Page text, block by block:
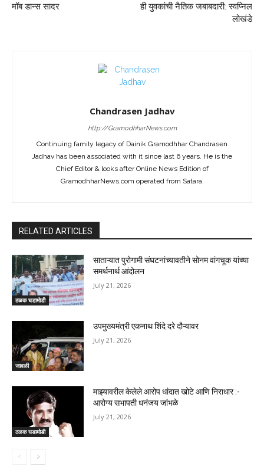
मॉब डान्स सादर
ही युवकांची नैतिक जबाबदारी: स्वप्निल
लोखंडे
Chandrasen Jadhav
http://GramodhharNews.com
Continuing family legacy of Dainik Gramodhhar Chandrasen
Jadhav has been associated with it since last 6 years. He is the
Chief Editor & looks after Online News Edition of
GramodhharNews.com operated from Satara.
RELATED ARTICLES
ठळक घडामोडी
साताऱ्यात पुरोगामी संघटनांच्यावतीने सोनम वांगचूक यांच्या
समर्थनार्थ आंदोलन
July 21, 2026
जावळी
उपमुख्यमंत्री एकनाथ शिंदे दरे दौऱ्यावर
July 21, 2026
ठळक घडामोडी
माझ्यावरील केलेले आरोप धांदात खोटे आणि निराधार :-
आरोग्य सभापती धनंजय जांभळे
July 21, 2026